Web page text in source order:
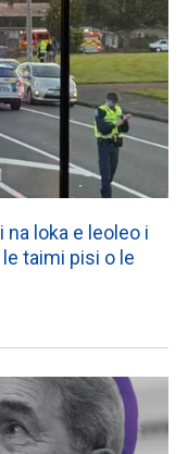
na loka e leoleo i
taimi pisi o le